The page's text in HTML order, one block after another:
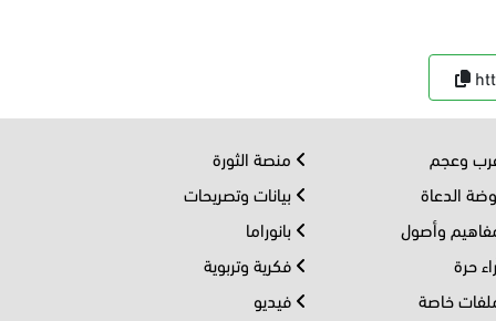
وعجم
الدعاة
وأصول
حرة
خاصة
منصة الثورة
بيانات وتصريحات
بانوراما
فكرية وتربوية
فيديو